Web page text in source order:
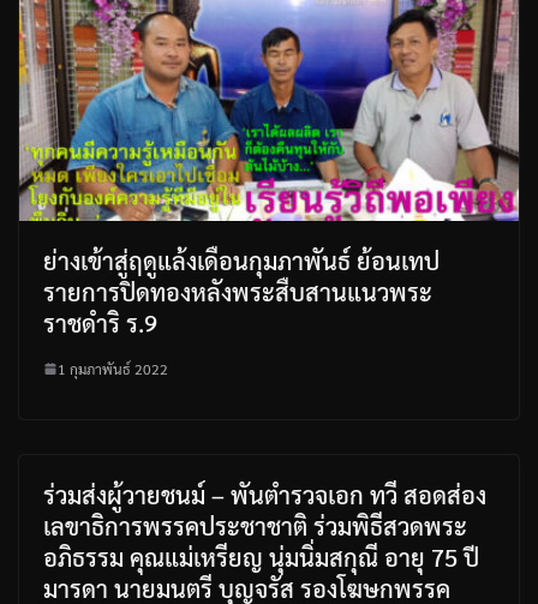
ย่างเข้าสู่ฤดูแล้งเดือนกุมภาพันธ์ ย้อนเทป
รายการปิดทองหลังพระสืบสานแนวพระ
ราชดำริ ร.9
1 กุมภาพันธ์ 2022
ร่วมส่งผู้วายชนม์ – พันตำรวจเอก ทวี สอดส่อง
เลขาธิการพรรคประชาชาติ ร่วมพิธีสวดพระ
อภิธรรม คุณแม่เหรียญ นุ่มนิ่มสกุณี อายุ 75 ปี
มารดา นายมนตรี บุญจรัส รองโฆษกพรรค